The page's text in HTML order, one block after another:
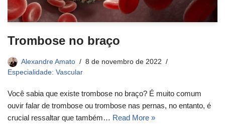
Trombose no braço
Alexandre Amato
8 de novembro de 2022
Especialidade: Vascular
Você sabia que existe trombose no braço? É muito comum
ouvir falar de trombose ou trombose nas pernas, no entanto, é
crucial ressaltar que também… Read More »